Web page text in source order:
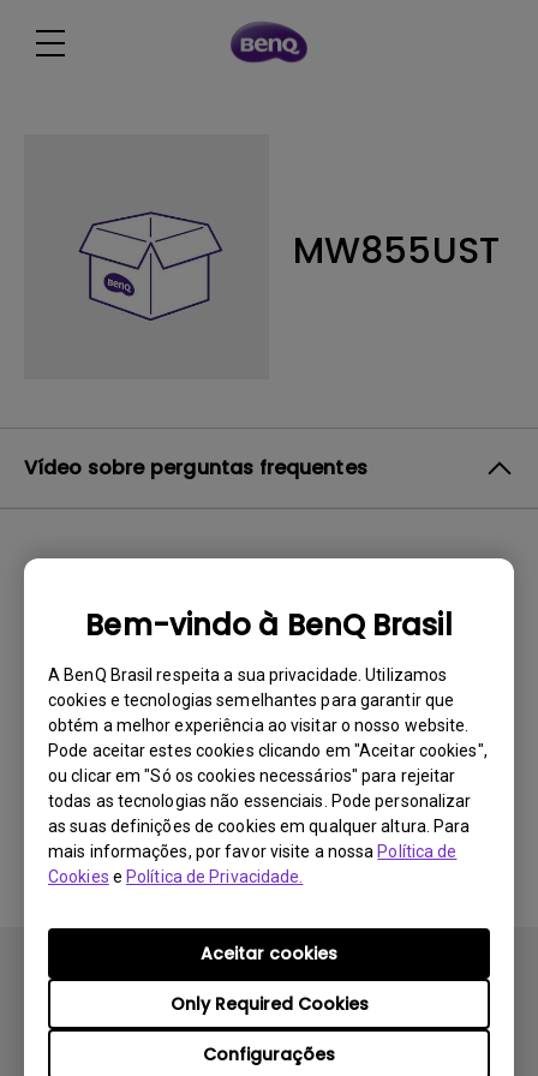
Bem-vindo à BenQ Brasil
A BenQ Brasil respeita a sua privacidade. Utilizamos
cookies e tecnologias semelhantes para garantir que
obtém a melhor experiência ao visitar o nosso website.
Pode aceitar estes cookies clicando em "Aceitar cookies",
ou clicar em "Só os cookies necessários" para rejeitar
todas as tecnologias não essenciais. Pode personalizar
as suas definições de cookies em qualquer altura. Para
mais informações, por favor visite a nossa Política de
Cookies e Política de Privacidade.
Configurações
Only Required Cookies
Aceitar cookies
MW855UST
Vídeo sobre perguntas frequentes
Nenhum vídeo relacionado